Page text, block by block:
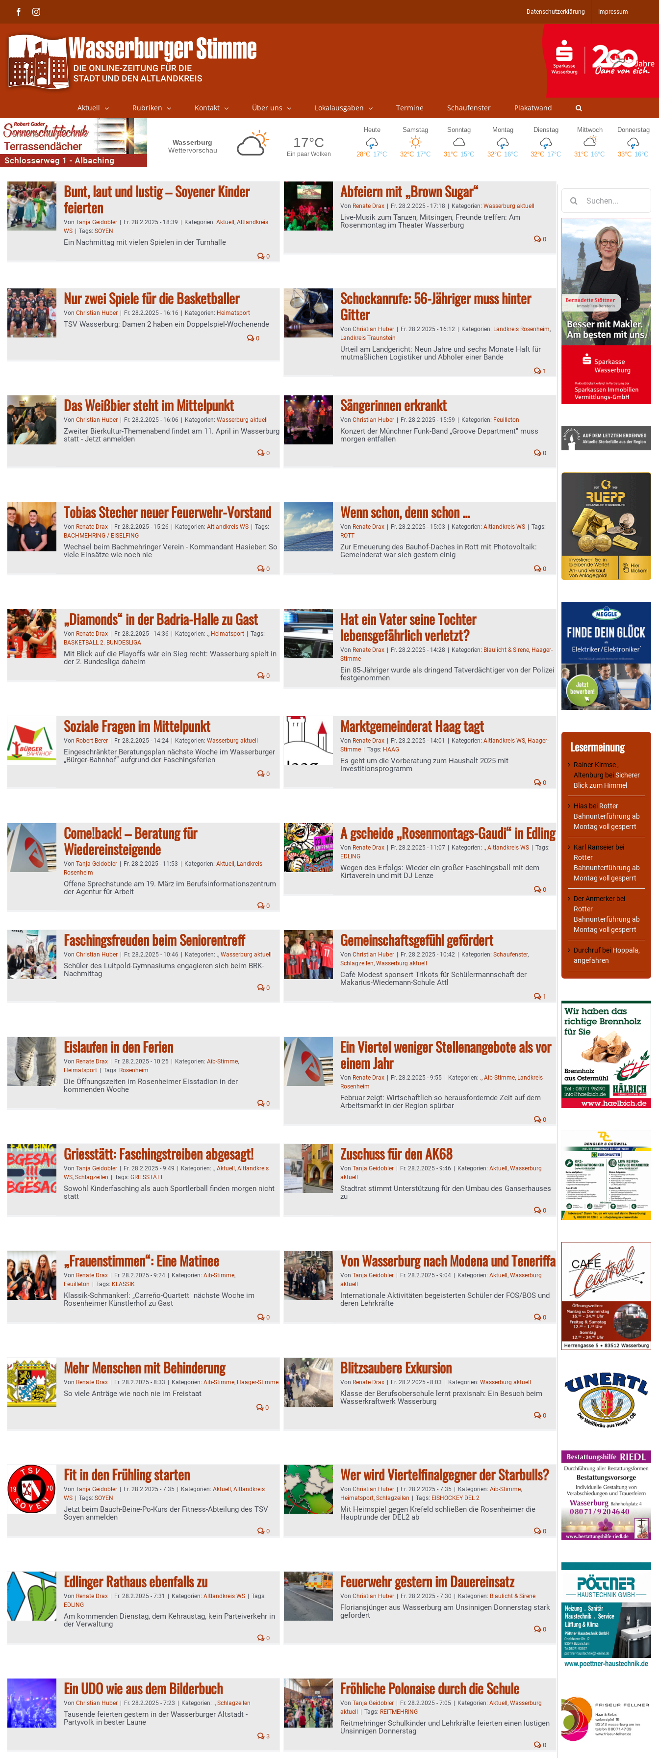
FacebookInstagram Datenschutzerklärung Impressum
Aktuell Rubriken Kontakt Über uns Lokalausgaben Termine Schaufenster Plakatwand
Bunt, laut und lustig – Soyener Kinder
feierten
Von Tanja Geidobler Fr. 28.2.2025 - 18:39 Kategorien: Aktuell , Altlandkreis
WS
Tags: SOYEN
Ein Nachmittag mit vielen Spielen in der Turnhalle
0
Abfeiern mit „Brown Sugar“
Von Renate Drax Fr. 28.2.2025 - 17:18 Kategorien: Wasserburg aktuell
Live-Musik zum Tanzen, Mitsingen, Freunde treffen: Am
Rosenmontag im Theater Wasserburg
0
Nur zwei Spiele für die Basketballer
Von Christian Huber Fr. 28.2.2025 - 16:16 Kategorien: Heimatsport
TSV Wasserburg: Damen 2 haben ein Doppelspiel-Wochenende
0
Schockanrufe: 56-Jähriger muss hinter
Gitter
Von Christian Huber Fr. 28.2.2025 - 16:12 Kategorien: Landkreis Rosenheim,
Landkreis Traunstein
Urteil am Landgericht: Neun Jahre und sechs Monate Haft für
mutmaßlichen Logistiker und Abholer einer Bande
1
Das Weißbier steht im Mittelpunkt
Von Christian Huber Fr. 28.2.2025 - 16:06 Kategorien: Wasserburg aktuell
Zweiter Bierkultur-Themenabend findet am 11. April in Wasserburg
statt - Jetzt anmelden
0
Sängerinnen erkrankt
Von Christian Huber Fr. 28.2.2025 - 15:59 Kategorien: Feuilleton
Konzert der Münchner Funk-Band „Groove Department" muss
morgen entfallen
0
Tobias Stecher neuer Feuerwehr-Vorstand
Von Renate Drax Fr. 28.2.2025 - 15:26 Kategorien: Altlandkreis WS
Tags:
BACHMEHRING / EISELFING
Wechsel beim Bachmehringer Verein - Kommandant Hasieber: So
viele Einsätze wie noch nie
0
Wenn schon, denn schon …
Von Renate Drax Fr. 28.2.2025 - 15:03 Kategorien: Altlandkreis WS
Tags:
ROTT
Zur Erneuerung des Bauhof-Daches in Rott mit Photovoltaik:
Gemeinderat war sich gestern einig
0
„Diamonds“ in der Badria-Halle zu Gast
Von Renate Drax Fr. 28.2.2025 - 14:36 Kategorien: ., Heimatsport
Tags:
BASKETBALL 2. BUNDESLIGA
Mit Blick auf die Playoffs wär ein Sieg recht: Wasserburg spielt in
der 2. Bundesliga daheim
0
Hat ein Vater seine Tochter
lebensgefährlich verletzt?
Von Renate Drax Fr. 28.2.2025 - 14:28 Kategorien: Blaulicht & Sirene, Haager-
Stimme
Ein 85-Jähriger wurde als dringend Tatverdächtiger von der Polizei
festgenommen
Soziale Fragen im Mittelpunkt
Von Robert Berer Fr. 28.2.2025 - 14:24 Kategorien: Wasserburg aktuell
Eingeschränkter Beratungsplan nächste Woche im Wasserburger
„Bürger-Bahnhof“ aufgrund der Faschingsferien
0
Marktgemeinderat Haag tagt
Von Renate Drax Fr. 28.2.2025 - 14:01 Kategorien: Altlandkreis WS, Haager-
Stimme
Tags: HAAG
Es geht um die Vorberatung zum Haushalt 2025 mit
Investitionsprogramm
0
Come!back! – Beratung für
Wiedereinsteigende
Von Tanja Geidobler Fr. 28.2.2025 - 11:53 Kategorien: Aktuell , Landkreis
Rosenheim
Offene Sprechstunde am 19. März im Berufsinformationszentrum
der Agentur für Arbeit
0
A gscheide „Rosenmontags-Gaudi“ in Edling
Von Renate Drax Fr. 28.2.2025 - 11:07 Kategorien: ., Altlandkreis WS
Tags:
EDLING
Wegen des Erfolgs: Wieder ein großer Faschingsball mit dem
Kirtaverein und mit DJ Lenze
0
Faschingsfreuden beim Seniorentreff
Von Christian Huber Fr. 28.2.2025 - 10:46 Kategorien: ., Wasserburg aktuell
Schüler des Luitpold-Gymnasiums engagieren sich beim BRK-
Nachmittag
0
Gemeinschaftsgefühl gefördert
Von Christian Huber Fr. 28.2.2025 - 10:42 Kategorien: Schaufenster,
Schlagzeilen, Wasserburg aktuell
Café Modest sponsert Trikots für Schülermannschaft der
Makarius-Wiedemann-Schule Attl
1
Eislaufen in den Ferien
Von Renate Drax Fr. 28.2.2025 - 10:25 Kategorien: Aib-Stimme,
Heimatsport
Tags: Rosenheim
Die Öffnungszeiten im Rosenheimer Eisstadion in der
kommenden Woche
0
Ein Viertel weniger Stellenangebote als vor
einem Jahr
Von Renate Drax Fr. 28.2.2025 - 9:55 Kategorien: ., Aib-Stimme, Landkreis
Rosenheim
Februar zeigt: Wirtschaftlich so herausfordernde Zeit auf dem
Arbeitsmarkt in der Region spürbar
0
Griesstätt: Faschingstreiben abgesagt!
Von Tanja Geidobler Fr. 28.2.2025 - 9:49 Kategorien: ., Aktuell , Altlandkreis
WS, Schlagzeilen Tags: GRIESSTÄTT
Sowohl Kinderfasching als auch Sportlerball finden morgen nicht
statt
Zuschuss für den AK68
Von Tanja Geidobler Fr. 28.2.2025 - 9:46 Kategorien: Aktuell , Wasserburg
aktuell
Stadtrat stimmt Unterstützung für den Umbau des Ganserhauses
zu
0
„Frauenstimmen“: Eine Matinee
Von Renate Drax Fr. 28.2.2025 - 9:24 Kategorien: Aib-Stimme,
Feuilleton
Tags: KLASSIK
Klassik-Schmankerl: „Carreňo-Quartett" nächste Woche im
Rosenheimer Künstlerhof zu Gast
0
Von Wasserburg nach Modena und Teneriffa
Von Tanja Geidobler Fr. 28.2.2025 - 9:04 Kategorien: Aktuell , Wasserburg
aktuell
Internationale Aktivitäten begeisterten Schüler der FOS/BOS und
deren Lehrkräfte
0
Mehr Menschen mit Behinderung
Von Renate Drax Fr. 28.2.2025 - 8:33 Kategorien: Aib-Stimme, Haager-Stimme
So viele Anträge wie noch nie im Freistaat
0
Blitzsaubere Exkursion
Von Renate Drax Fr. 28.2.2025 - 8:03 Kategorien: Wasserburg aktuell
Klasse der Berufsoberschule lernt praxisnah: Ein Besuch beim
Wasserkraftwerk Wasserburg
0
Fit in den Frühling starten
Von Tanja Geidobler Fr. 28.2.2025 - 7:35 Kategorien: Aktuell , Altlandkreis
WS
Tags: SOYEN
Jetzt beim Bauch-Beine-Po-Kurs der Fitness-Abteilung des TSV
Soyen anmelden
0
Wer wird Viertelfinalgegner der Starbulls?
Von Christian Huber Fr. 28.2.2025 - 7:35 Kategorien: Aib-Stimme,
Heimatsport, Schlagzeilen Tags: EISHOCKEY DEL 2
Mit Heimspiel gegen Krefeld schließen die Rosenheimer die
Hauptrunde der DEL2 ab
0
Edlinger Rathaus ebenfalls zu
Von Renate Drax Fr. 28.2.2025 - 7:31 Kategorien: Altlandkreis WS
Tags:
EDLING
Am kommenden Dienstag, dem Kehraustag, kein Parteiverkehr in
der Verwaltung
0
Feuerwehr gestern im Dauereinsatz
Von Christian Huber Fr. 28.2.2025 - 7:30 Kategorien: Blaulicht & Sirene
Floriansjünger aus Wasserburg am Unsinnigen Donnerstag stark
gefordert
0
Ein UDO wie aus dem Bilderbuch
Von Christian Huber Fr. 28.2.2025 - 7:23 Kategorien: ., Schlagzeilen
Tausende feierten gestern in der Wasserburger Altstadt -
Partyvolk in bester Laune
3
Fröhliche Polonaise durch die Schule
Von Tanja Geidobler Fr. 28.2.2025 - 7:05 Kategorien: Aktuell , Wasserburg
aktuell
Tags: REITMEHRING
Reitmehringer Schulkinder und Lehrkräfte feierten einen lustigen
Unsinnigen Donnerstag
0
nach:
Lesermeinung
Rainer Kirmse ,
Altenburg beiSicherer
Blick zum Himmel
Hias bei Rotter
Bahnunterführung ab
Montag voll gesperrt
Karl Ranseier bei
Rotter
Bahnunterführung ab
Montag voll gesperrt
Der Anmerker bei
Rotter
Bahnunterführung ab
Montag voll gesperrt
Durchruf bei Hoppala,
angefahren